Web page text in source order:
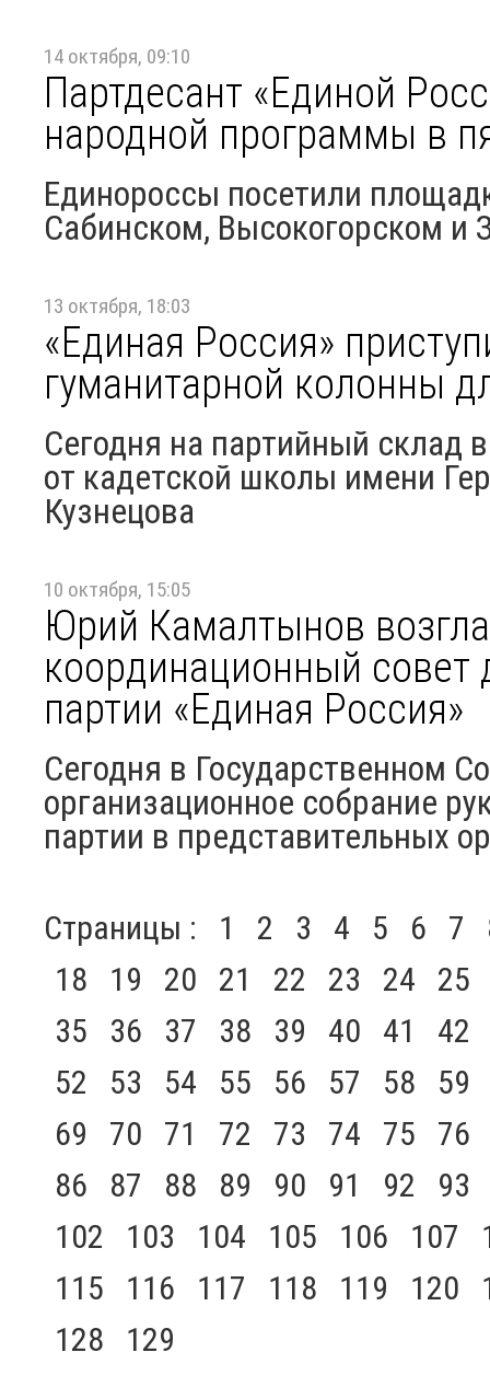
14 октября, 09:10
Партдесант «Единой
народной программы в
Единороссы посетили
Сабинском, Высокогорском и
13 октября, 18:03
«Единая Россия»
гуманитарной колонны
Сегодня на партийный склад
от кадетской школы имени
Кузнецова
10 октября, 15:05
Юрий Камалтынов
координационный совет
партии «Единая Россия»
Сегодня в Государственном
организационное собрание
партии в представительных
Страницы : 1 2 3 4 5 6 7
18
19 20 21 22 23 24
25
35
36 37 38 39 40 41
42
52
53 54 55 56 57 58
59
69
70 71 72 73 74 75
76
86
87 88 89 90 91 92
93
102
103 104 105 106 107
115
116 117 118 119 120
128
129